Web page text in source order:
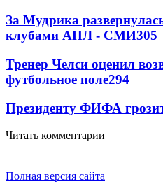
За Мудрика
клубами АПЛ - СМИ305
Тренер Челси оценил
футбольное поле294
Президенту ФИФА
Читать комментарии
Полная версия сайта